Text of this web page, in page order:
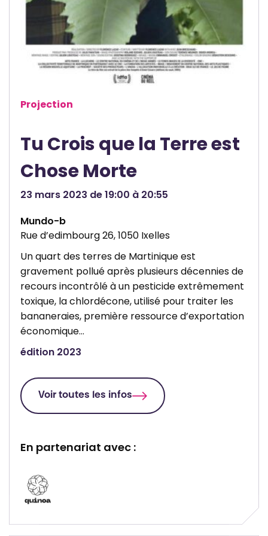
o
u
r
t
é
r
g
e
Projection
Tu Crois que la Terre est
Chose Morte
23 mars 2023 de 19:00 à 20:55
Mundo-b
Rue d’edimbourg 26, 1050 Ixelles
Un quart des terres de Martinique est
gravement pollué après plusieurs décennies de
recours incontrôlé à un pesticide extrêmement
toxique, la chlordécone, utilisé pour traiter les
bananeraies, première ressource d’exportation
économique…
édition 2023
Voir toutes les infos
En partenariat avec :
t